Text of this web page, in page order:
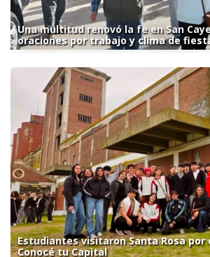
Una multitud renovó la fe en San
oraciones por trabajo y clima de
Estudiantes visitaron Santa Rosa por
Conocé tu Capital